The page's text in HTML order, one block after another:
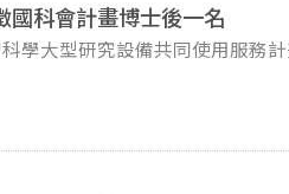
國科會計畫博士後一名
學大型研究設備共同使用服務
相關學科背景之博士學位 具獨立執行研究能力